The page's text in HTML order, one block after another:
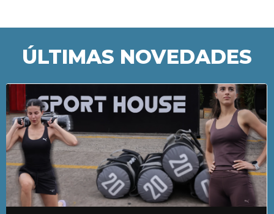
ÚLTIMAS NOVEDADES